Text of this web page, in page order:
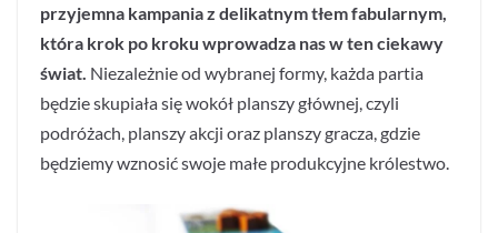
przyjemna kampania z delikatnym tłem fabularnym,
która krok po kroku wprowadza nas w ten ciekawy
świat. Niezależnie od wybranej formy, każda partia
będzie skupiała się wokół planszy głównej, czyli
podróżach, planszy akcji oraz planszy gracza, gdzie
będziemy wznosić swoje małe produkcyjne królestwo.